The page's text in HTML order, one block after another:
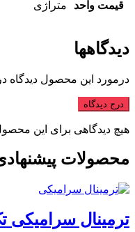
قیمت واحد متراژی
دیدگاهها
درمورد این محصول دیدگاه
درج دیدگاه
هیچ دیدگاهی برای این
محصولات
ترمینال سرامیکی تک